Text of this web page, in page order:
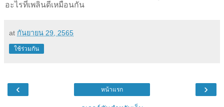
อะไรที่เพลินดีเหมือนกัน
at กันยายน 29, 2565
ใช้ร่วมกัน
‹ ›
หน้าแรก